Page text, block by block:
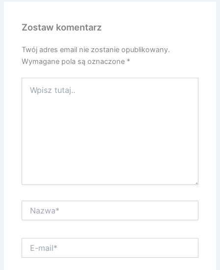
Zostaw komentarz
Twój adres email nie zostanie opublikowany.
Wymagane pola są oznaczone *
tutaj..
mail*